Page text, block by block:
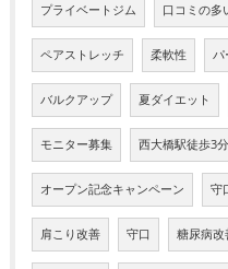
プライベートジム 口コミの多
ペアストレッチ 柔軟性 パ
バルクアップ 夏ダイエット
モニター募集 西大橋駅徒歩3分
オープン記念キャンペーン 守
肩こり改善 守口 糖尿病改